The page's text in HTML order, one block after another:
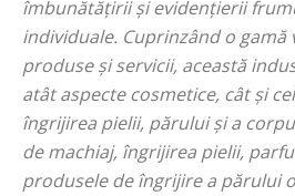
îmbunătățirii și evidențierii
individuale. Cuprinzând o gamă
produse și servicii, această
atât aspecte cosmetice, cât și
îngrijirea pielii, părului și a
de machiaj, îngrijirea pielii,
produsele de îngrijire a părului